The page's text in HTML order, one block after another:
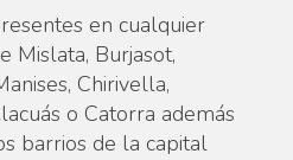
en cualquier
Mislata, Burjasot,
Chirivella,
o Catorra además
barrios de la capital